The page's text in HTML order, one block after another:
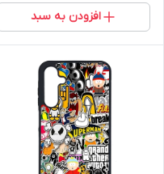
افزودن به سبد